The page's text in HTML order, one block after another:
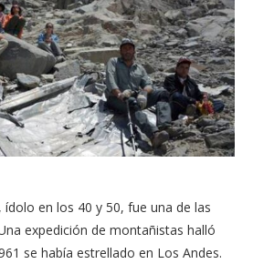
en los 40 y 50, fue una de las
expedición de montañistas halló
se había estrellado en Los Andes.